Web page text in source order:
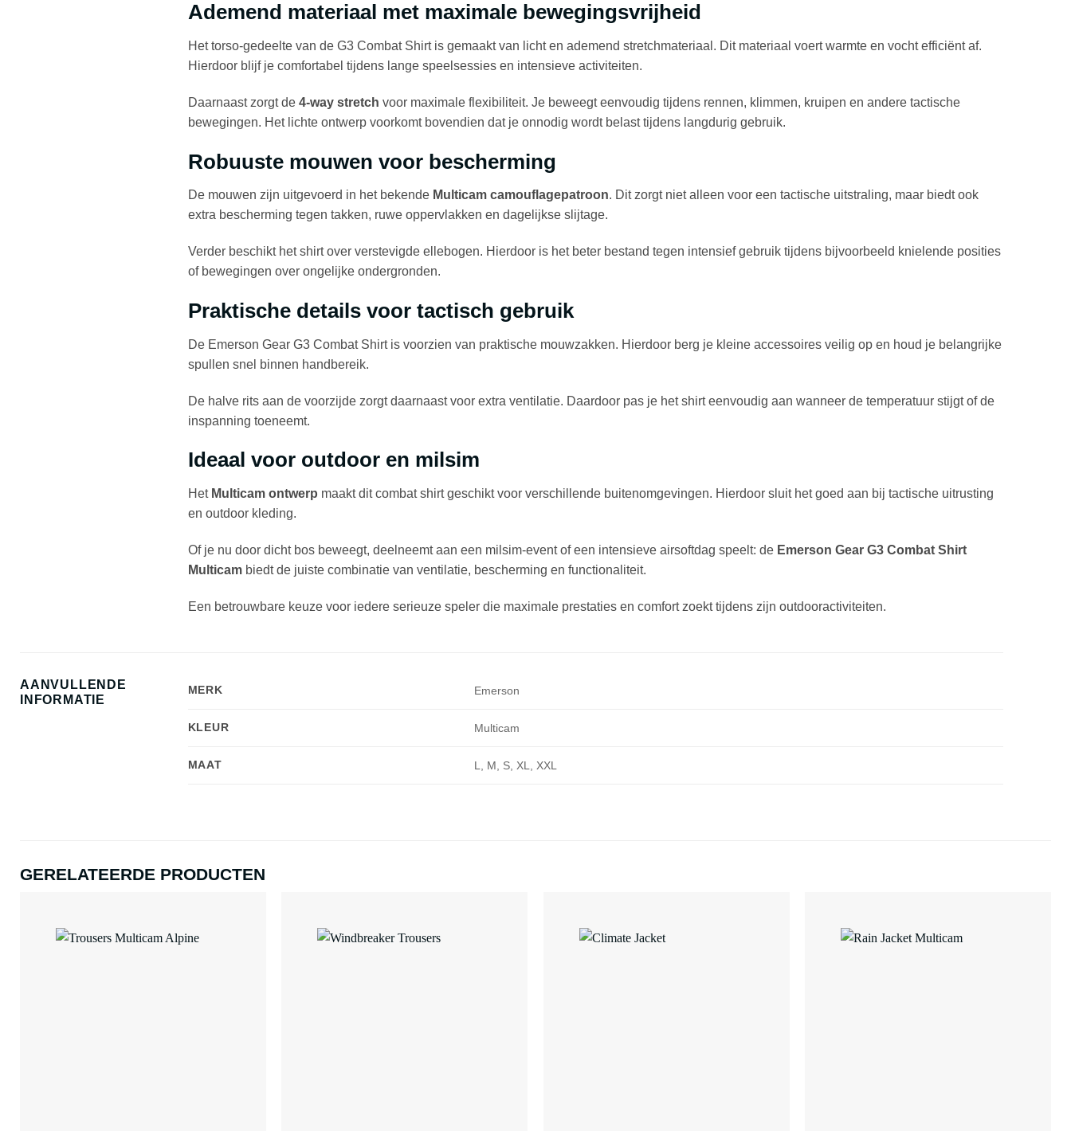
Ademend materiaal met maximale bewegingsvrijheid
Het torso-gedeelte van de G3 Combat Shirt is gemaakt van licht en ademend stretchmateriaal. Dit materiaal voert warmte en vocht efficiënt af.
Hierdoor blijf je comfortabel tijdens lange speelsessies en intensieve activiteiten.
Daarnaast zorgt de 4-way stretch voor maximale flexibiliteit. Je beweegt eenvoudig tijdens rennen, klimmen, kruipen en andere tactische
bewegingen. Het lichte ontwerp voorkomt bovendien dat je onnodig wordt belast tijdens langdurig gebruik.
Robuuste mouwen voor bescherming
De mouwen zijn uitgevoerd in het bekende Multicam camouflagepatroon. Dit zorgt niet alleen voor een tactische uitstraling, maar biedt ook
extra bescherming tegen takken, ruwe oppervlakken en dagelijkse slijtage.
Verder beschikt het shirt over verstevigde ellebogen. Hierdoor is het beter bestand tegen intensief gebruik tijdens bijvoorbeeld knielende posities
of bewegingen over ongelijke ondergronden.
Praktische details voor tactisch gebruik
De Emerson Gear G3 Combat Shirt is voorzien van praktische mouwzakken. Hierdoor berg je kleine accessoires veilig op en houd je belangrijke
spullen snel binnen handbereik.
De halve rits aan de voorzijde zorgt daarnaast voor extra ventilatie. Daardoor pas je het shirt eenvoudig aan wanneer de temperatuur stijgt of de
inspanning toeneemt.
Ideaal voor outdoor en milsim
Het Multicam ontwerp maakt dit combat shirt geschikt voor verschillende buitenomgevingen. Hierdoor sluit het goed aan bij tactische uitrusting
en outdoor kleding.
Of je nu door dicht bos beweegt, deelneemt aan een milsim-event of een intensieve airsoftdag speelt: de Emerson Gear G3 Combat Shirt
Multicambiedt de juiste combinatie van ventilatie, bescherming en functionaliteit.
Een betrouwbare keuze voor iedere serieuze speler die maximale prestaties en comfort zoekt tijdens zijn outdooractiviteiten.
AANVULLENDE
INFORMATIE
MERK Emerson
KLEUR Multicam
MAAT L, M, S, XL, XXL
GERELATEERDE PRODUCTEN